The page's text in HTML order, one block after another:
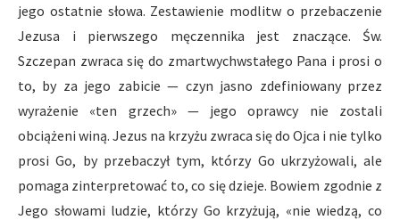
jego ostatnie słowa. Zestawienie modlitw o przebaczenie
Jezusa i pierwszego męczennika jest znaczące. Św.
Szczepan zwraca się do zmartwychwstałego Pana i prosi o
to, by za jego zabicie — czyn jasno zdefiniowany przez
wyrażenie «ten grzech» — jego oprawcy nie zostali
obciążeni winą. Jezus na krzyżu zwraca się do Ojca i nie tylko
prosi Go, by przebaczył tym, którzy Go ukrzyżowali, ale
pomaga zinterpretować to, co się dzieje. Bowiem zgodnie z
Jego słowami ludzie, którzy Go krzyżują, «nie wiedzą, co